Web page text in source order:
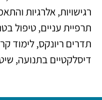
תרפיית עניים, טיפול
תדרים ריונקס, לימוד
דיסלקטיים בתנועה,